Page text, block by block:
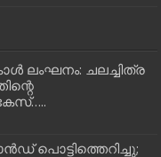
ലംഘനം: ചലച്ചിത്ര
പൊട്ടിത്തെറിച്ചു;